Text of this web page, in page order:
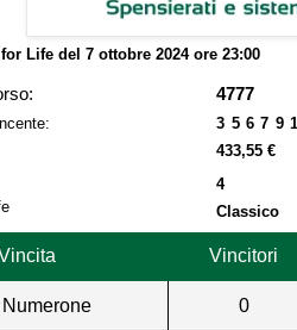
Life del 7 ottobre 2024 ore 23:00
4777
3 5 6 7 9
433,55 €
4
Classico
Vincitori
Numerone 0